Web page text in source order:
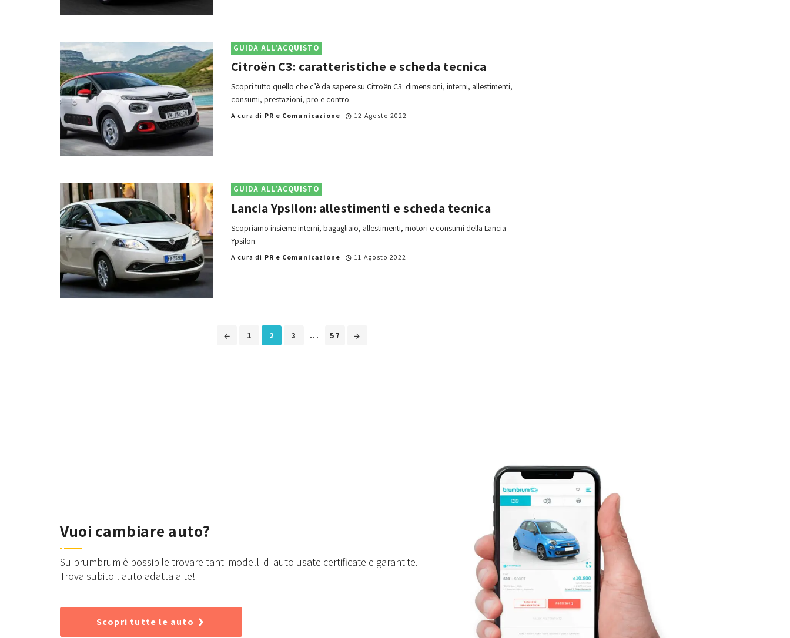
GUIDA ALL'ACQUISTO
Citroën C3: caratteristiche e scheda tecnica
Scopri tutto quello che c’è da sapere su Citroën C3: dimensioni, interni, allestimenti,
consumi, prestazioni, pro e contro.
A cura di PR e Comunicazione 12 Agosto 2022
GUIDA ALL'ACQUISTO
Lancia Ypsilon: allestimenti e scheda tecnica
Scopriamo insieme interni, bagagliaio, allestimenti, motori e consumi della Lancia
Ypsilon.
A cura di PR e Comunicazione 11 Agosto 2022
1 2 3 ... 57
Vuoi cambiare auto?
Su brumbrum è possibile trovare tanti modelli di auto usate certificate e garantite.
Trova subito l'auto adatta a te!
Scopri tutte le auto